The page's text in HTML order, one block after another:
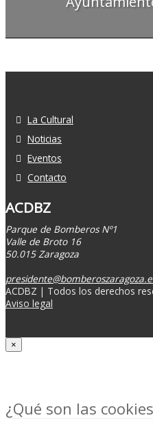
La Cultural
Noticias
Eventos
Contacto
ACDBZ
Parque de Bomberos Nº1
Valle de Broto 16
50.015 Zaragoza
ACDBZ | Todos los derechos
Aviso legal
×
¿Qué son las